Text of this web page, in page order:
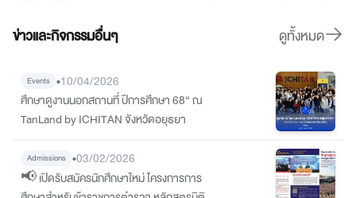
ข่าวและกิจกรรมอื่นๆ ดูทั้งหมด
Events •10/04/2026
ศึกษาดูงานนอกสถานที่ ปีการศึกษา 68“ ณ
TanLand by ICHITAN จังหวัดอยุธยา
Admissions •03/02/2026
📢 เปิดรับสมัครนักศึกษาใหม่ โครงการการ